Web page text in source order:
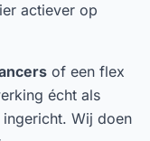
actiever op
of een flex
écht als
Wij doen